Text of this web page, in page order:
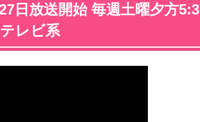
日放送開始 毎週土曜夕方5:3
レビ系